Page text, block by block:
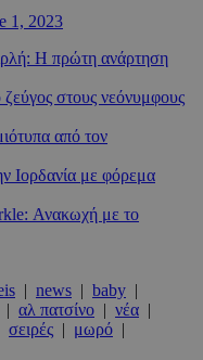
1, 2023
Η πρώτη ανάρτηση
στους νεόνυμφους
από τον
Ιορδανία με φόρεμα
Ανακωχή με το
| news | baby |
| αλ πατσίνο | νέα |
σειρές | μωρό |